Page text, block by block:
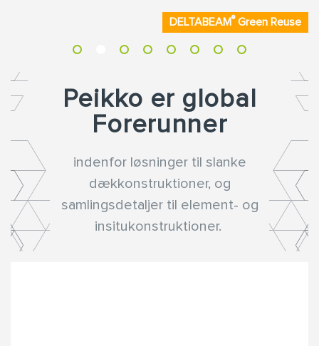
DELTABEAM®Green Reuse
Peikko er global
Forerunner
indenfor løsninger til slanke
dækkonstruktioner, og
samlingsdetaljer til element- og
insitukonstruktioner.